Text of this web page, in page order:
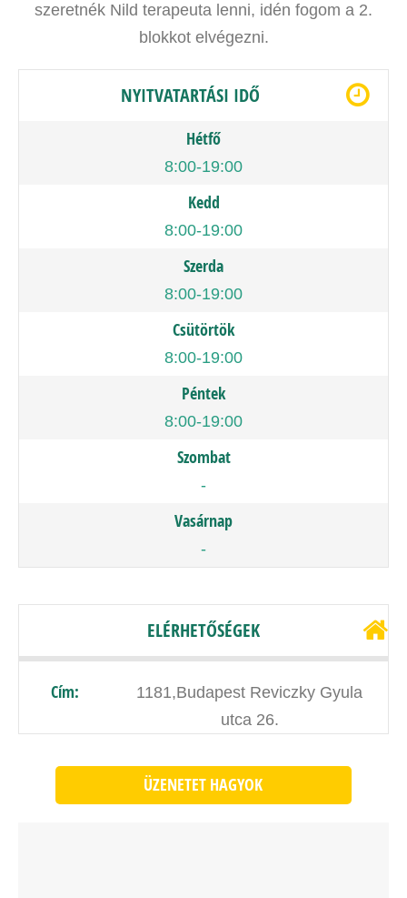
szeretnék Nild terapeuta lenni, idén fogom a 2.
blokkot elvégezni.
NYITVATARTÁSI IDŐ
Hétfő
8:00-19:00
Kedd
8:00-19:00
Szerda
8:00-19:00
Csütörtök
8:00-19:00
Péntek
8:00-19:00
Szombat
-
Vasárnap
-
ELÉRHETŐSÉGEK
Cím:
1181,Budapest Reviczky Gyula
utca 26.
ÜZENETET HAGYOK